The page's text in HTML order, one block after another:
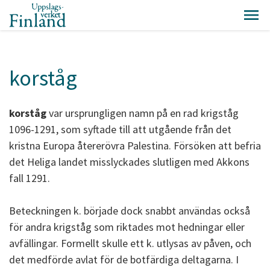
korståg
korstågvar ursprungligen namn på en rad krigståg
1096-1291, som syftade till att utgående från det
kristna Europa återerövra Palestina. Försöken att befria
det Heliga landet misslyckades slutligen med Akkons
fall 1291.
Beteckningen k. började dock snabbt användas också
för andra krigståg som riktades mot hedningar eller
avfällingar. Formellt skulle ett k. utlysas av påven, och
det medförde avlat för de botfärdiga deltagarna. I